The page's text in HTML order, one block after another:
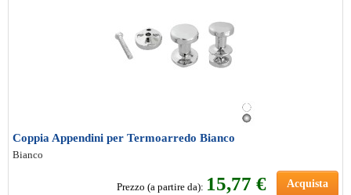
Coppia Appendini per Termoarredo Bianco
Bianco
Prezzo (a partire da): 15,77 € Acquista